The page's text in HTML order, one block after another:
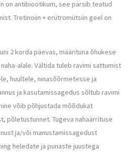
on antibiootikum, see pärsib teatud
Tretinoiin + erütromütsiin geel on
2 korda päevas, määrituna õhukese
alale. Vältida tuleb ravimi sattumist
huultele, ninasõõrmetesse ja
ja kasutamissagedus sõltub ravimi
võib põhjustada mõõdukat
põletustunnet. Tugeva nahaärrituse
ja/või manustamissagedust
heledate ja punaste juustega